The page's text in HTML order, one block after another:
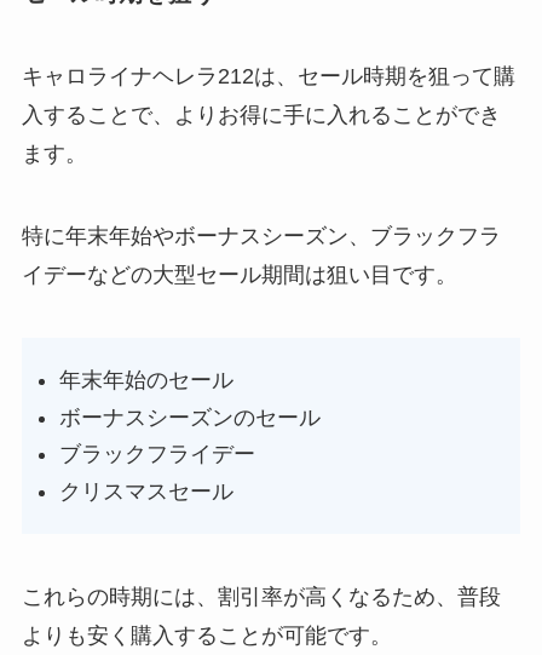
キャロライナヘレラ212は、セール時期を狙って購
入することで、よりお得に手に入れることができ
ます。
特に年末年始やボーナスシーズン、ブラックフラ
イデーなどの大型セール期間は狙い目です。
年末年始のセール
ボーナスシーズンのセール
ブラックフライデー
クリスマスセール
これらの時期には、割引率が高くなるため、普段
よりも安く購入することが可能です。